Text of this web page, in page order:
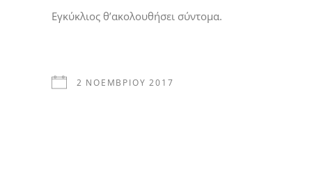
Εγκύκλιος θ’ακολουθήσει σύντομα.
2 ΝΟΕΜΒΡΊΟΥ 2017